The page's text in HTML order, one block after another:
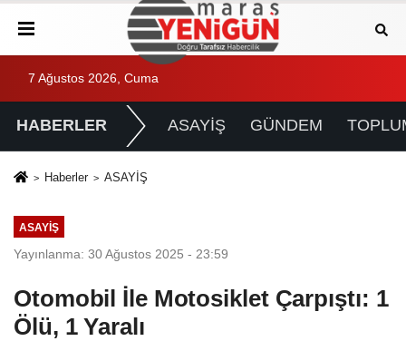
7 Ağustos 2026, Cuma
HABERLER ASAYİŞ GÜNDEM
Haberler ASAYİŞ
ASAYİŞ
Yayınlanma: 30 Ağustos 2025 - 23:59
Otomobil İle Motosiklet Çarpıştı: 1
Ölü, 1 Yaralı